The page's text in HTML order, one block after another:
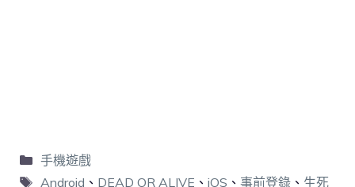
手機遊戲
Android 、 DEAD OR ALIVE 、 iOS 、 事前登錄、 生死